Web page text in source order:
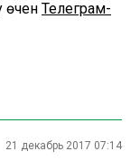
өчен Телеграм-
21 декабрь 2017 07:14